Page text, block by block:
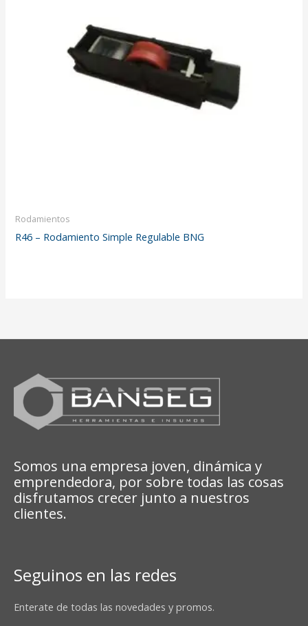
Rodamientos
R46 – Rodamiento Simple Regulable BNG
Somos una empresa joven, dinámica y
emprendedora, por sobre todas las cosas
disfrutamos crecer junto a nuestros
clientes.
Seguinos en las redes
Enterate de todas las novedades y promos.